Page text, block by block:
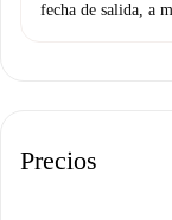
fecha de salida, a
Precios